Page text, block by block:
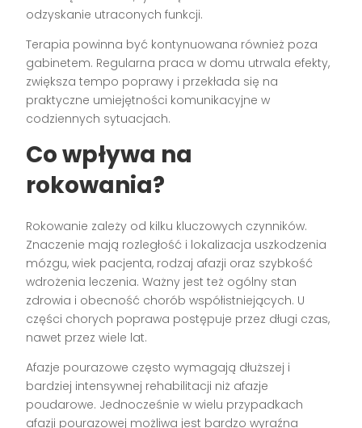
odzyskanie utraconych funkcji.
Terapia powinna być kontynuowana również poza
gabinetem. Regularna praca w domu utrwala efekty,
zwiększa tempo poprawy i przekłada się na
praktyczne umiejętności komunikacyjne w
codziennych sytuacjach.
Co wpływa na
rokowania?
Rokowanie zależy od kilku kluczowych czynników.
Znaczenie mają rozległość i lokalizacja uszkodzenia
mózgu, wiek pacjenta, rodzaj afazji oraz szybkość
wdrożenia leczenia. Ważny jest też ogólny stan
zdrowia i obecność chorób współistniejących. U
części chorych poprawa postępuje przez długi czas,
nawet przez wiele lat.
Afazje pourazowe często wymagają dłuższej i
bardziej intensywnej rehabilitacji niż afazje
poudarowe. Jednocześnie w wielu przypadkach
afazji pourazowej możliwa jest bardzo wyraźna